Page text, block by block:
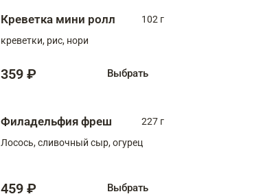
Креветка мини ролл
102 г
креветки, рис, нори
359 ₽ Выбрать
Филадельфия фреш
227 г
Лосось, сливочный сыр, огурец
459 ₽ Выбрать